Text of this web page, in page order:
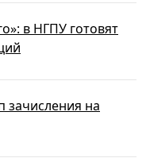
в НГПУ готовят
зачисления на